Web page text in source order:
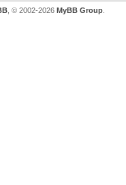
, © 2002-2026 MyBB Group